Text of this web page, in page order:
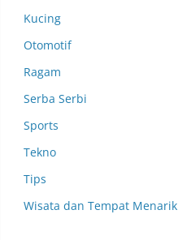
Kucing
Otomotif
Ragam
Serba Serbi
Sports
Tekno
Tips
Wisata dan Tempat Menarik